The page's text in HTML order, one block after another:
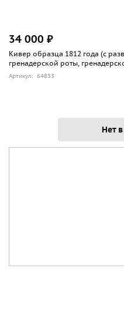
34 000 ₽
Кивер образца 1812 года (с
гренадерской роты,
Артикул: 64833
Нет